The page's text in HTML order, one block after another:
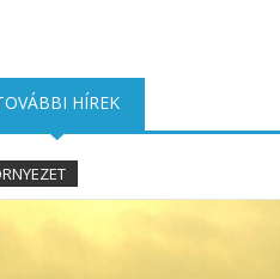
HÍREK(AKTÍV FÜL)